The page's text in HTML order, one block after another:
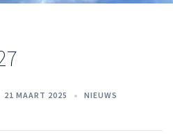
21 MAART 2025 NIEUWS